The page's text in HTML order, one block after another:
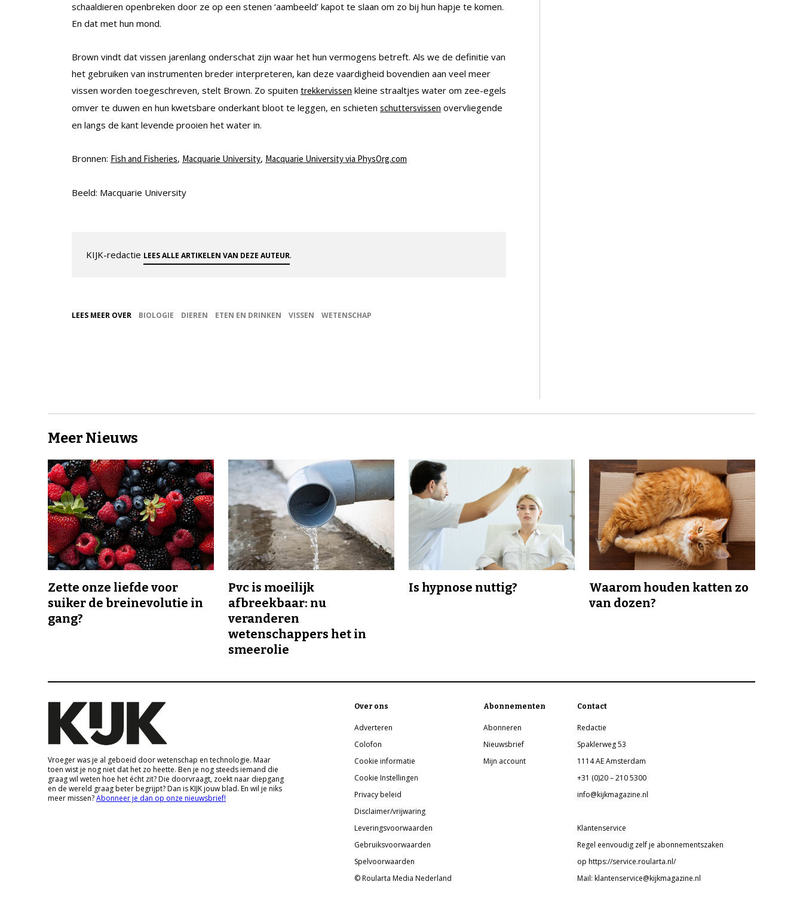
schaaldieren openbreken door ze op een stenen ‘aambeeld’ kapot te slaan om zo bij hun hapje te komen.
En dat met hun mond.
Brown vindt dat vissen jarenlang onderschat zijn waar het hun vermogens betreft. Als we de definitie van
het gebruiken van instrumenten breder interpreteren, kan deze vaardigheid bovendien aan veel meer
vissen worden toegeschreven, stelt Brown. Zo spuiten trekkervissen kleine straaltjes water om zee-egels
omver te duwen en hun kwetsbare onderkant bloot te leggen, en schieten schuttersvissen overvliegende
en langs de kant levende prooien het water in.
Bronnen: Fish and Fisheries, Macquarie University, Macquarie University via PhysOrg.com
Beeld: Macquarie University
KIJK-redactie LEES ALLE ARTIKELEN VAN DEZE AUTEUR.
LEES MEER OVER BIOLOGIE DIEREN ETEN EN DRINKEN VISSEN WETENSCHAP
Meer Nieuws
Zette onze liefde voor
suiker de breinevolutie in
gang?
Pvc is moeilijk
afbreekbaar: nu
veranderen
wetenschappers het in
smeerolie
Is hypnose nuttig?
Waarom houden katten zo
van dozen?
Vroeger was je al geboeid door wetenschap en technologie. Maar
toen wist je nog niet dat het zo heette. Ben je nog steeds iemand die
graag wil weten hoe het écht zit? Die doorvraagt, zoekt naar diepgang
en de wereld graag beter begrijpt? Dan is KIJK jouw blad. En wil je niks
meer missen?Abonneer je dan op onze nieuwsbrief!
Over ons
Adverteren
Colofon
Cookie informatie
Cookie Instellingen
Privacy beleid
Disclaimer/vrijwaring
Leveringsvoorwaarden
Gebruiksvoorwaarden
Spelvoorwaarden
© Roularta Media Nederland
Abonnementen
Abonneren
Nieuwsbrief
Mijn account
Contact
Redactie
Spaklerweg 53
1114 AE Amsterdam
+31 (0)20 – 210 5300
info@kijkmagazine.nl
Klantenservice
Regel eenvoudig zelf je abonnementszaken
op https://service.roularta.nl/
Mail: klantenservice@kijkmagazine.nl